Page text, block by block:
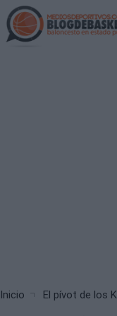
Skip
to
main
Inicio El pívot de los